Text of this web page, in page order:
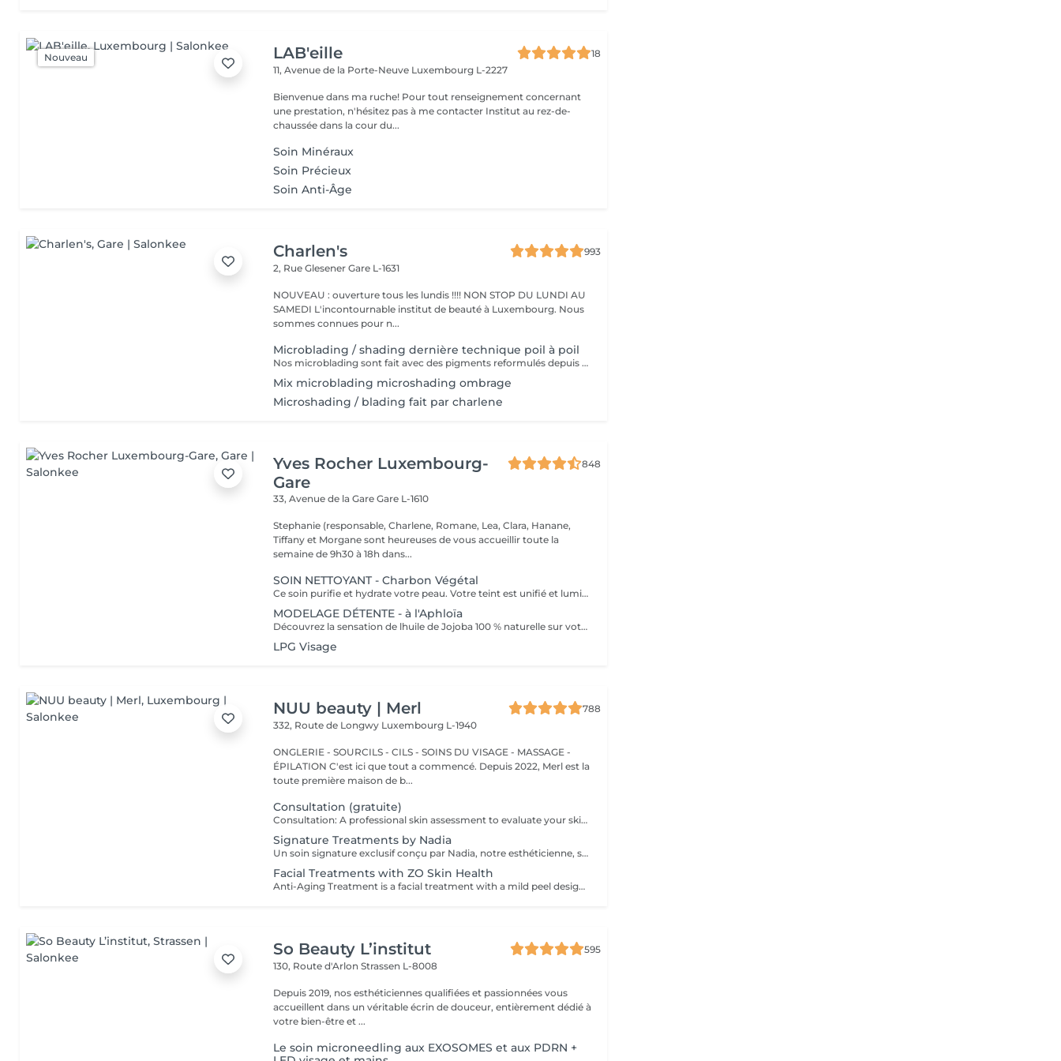
Nouveau LAB'eille
18
11, Avenue de la Porte-Neuve Luxembourg L-2227
Bienvenue dans ma ruche! Pour tout renseignement concernant
une prestation, n'hésitez pas à me contacter Institut au rez-de-
chaussée dans la cour du...
Soin Minéraux
Soin Précieux
Soin Anti-Âge
Charlen's
993
2, Rue GlesenerGare L-1631
NOUVEAU : ouverture tous les lundis !!!! NON STOP DU LUNDI AU
SAMEDI L'incontournable institut de beauté à Luxembourg. Nous
sommes connues pour n...
Microblading / shading dernière technique poil à poil
Nos microblading sont fait avec des pigments reformulés depuis la loi du 4 janvier 2022 faites nous confiance nous travaillons avec les meilleures marques sur le marché ne vous inquiétez pas pour la couleur et technique on regardera ensemble sur place :) l'épilation au fil est incluse
Mix microblading microshading ombrage
Microshading / blading fait par charlene
Yves Rocher Luxembourg-
Gare
848
33, Avenue de la GareGare L-1610
Stephanie (responsable, Charlene, Romane, Lea, Clara, Hanane,
Tiffany et Morgane sont heureuses de vous accueillir toute la
semaine de 9h30 à 18h dans...
SOIN NETTOYANT - Charbon Végétal
Ce soin purifie et hydrate votre peau. Votre teint est unifié et lumineux, grâce à l' alliance du Charbon Végétal et de l'édulis
MODELAGE DÉTENTE - à l'Aphloïa
Découvrez la sensation de lhuile de Jojoba 100 % naturelle sur votre peau. Nourrie, votre peau retrouve tout son confort. Libéré de ses tensions grâce aux mains habiles de notre esthéticienne, votre visage est détendu. Bénéfices : Nourrie, votre peau retrouve tout son confort.
LPG Visage
NUU beauty | Merl
788
332, Route de Longwy Luxembourg L-1940
ONGLERIE - SOURCILS - CILS - SOINS DU VISAGE - MASSAGE -
ÉPILATION C'est ici que tout a commencé. Depuis 2022, Merl est la
toute première maison de b...
Consultation (gratuite)
Consultation: A professional skin assessment to evaluate your skin condition, discuss your concerns, and recommend the most suitable treatments and home care routine. Consultation&First Procedure: A professional skin assessment to evaluate your skin condition, discuss your concerns, and recommend the most suitable treatments and home care routine. Followed by a customised treatment designed to address your skin's immediate needs. The price will depend on the type of procedure.
Signature Treatments by Nadia
Un soin signature exclusif conçu par Nadia, notre esthéticienne, spécialement dédié aux zones délicates du contour des yeux et du cou. Ce traitement procure une hydratation intense et améliore l'élasticité de la peau, contribuant à restaurer sa fermeté, sa souplesse et un aspect visiblement plus frais et revitalisé. Le soin aide à atténuer l'apparence des ridules, apporte un léger effet éclaircissant au contour des yeux et offre un effet liftant naturel pour un regard reposé et une apparence plus jeune. Une autre option associe ce soin intensif hydratant pour les yeux et le cou à un soin complet du visage, pour une expérience de beauté encore plus complète et des résultats optimaux.
Facial Treatments with ZO Skin Health
Anti-Aging Treatment is a facial treatment with a mild peel designed to restore hydration, smooth dry, rough texture, soften lines and strengthen skin to prevent future aging and skin damage. Redness Treatment is a facial treatment with a mild peel designed to calm skin and minimize symptoms associated with red, sensitized skin, including rosacea. Ultra Hydration Treatment is a facial treatment with a mild peel designed to soothe skin and restore hydration in dry, dehydrated skin. Skin Brightening Treatment is a facial treatment with a mild peel designed to target mild discoloration and restore a more even skin tone. Acne + Oil Control Treatment is a facial treatment with a mild peel to decongest pores, absorb excess surface oil, target blemishes and prevent future breakouts. Enzyme Facial Treatment is a gentle, effective facial treatment with enzymatic exfoliation to revive dull skin, replenish hydration, soothe skin and restore healthy skin barrier to strengthen skin. Stimulator Peel is the perfect lunchtime peel, gentle enough for all skin types. An effective blend of AHAs provide immediately healthier, glowing skin with no downtime. Added antioxidants and anti-irritants neutralize free radicals and calm the skin.
So Beauty L’institut
595
130, Route d'ArlonStrassen L-8008
Depuis 2019, nos esthéticiennes qualifiées et passionnées vous
accueillent dans un véritable écrin de douceur, entièrement dédié à
votre bien-être et ...
Le soin microneedling aux EXOSOMES et aux PDRN +